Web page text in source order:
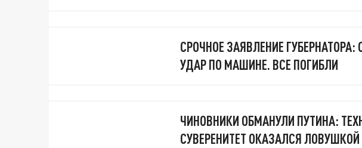
СРОЧНОЕ ЗАЯВЛЕНИЕ ГУБЕРНАТОРА:
УДАР ПО МАШИНЕ. ВСЕ ПОГИБЛИ
ЧИНОВНИКИ ОБМАНУЛИ ПУТИНА:
СУВЕРЕНИТЕТ ОКАЗАЛСЯ ЛОВУШКОЙ